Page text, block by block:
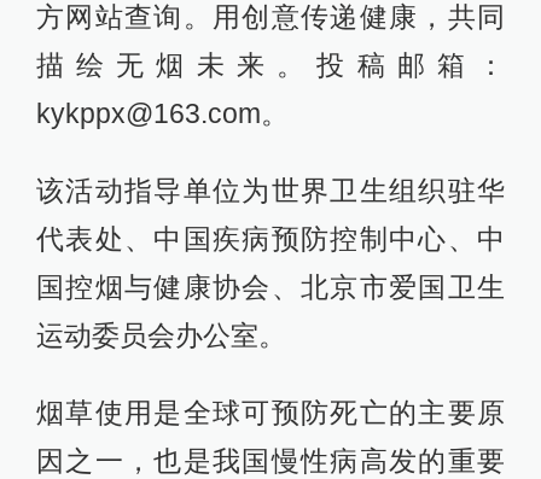
方网站查询。用创意传递健康，共同
描绘无烟未来。投稿邮箱：
kykppx@163.com。
该活动指导单位为世界卫生组织驻华
代表处、中国疾病预防控制中心、中
国控烟与健康协会、北京市爱国卫生
运动委员会办公室。
烟草使用是全球可预防死亡的主要原
因之一，也是我国慢性病高发的重要